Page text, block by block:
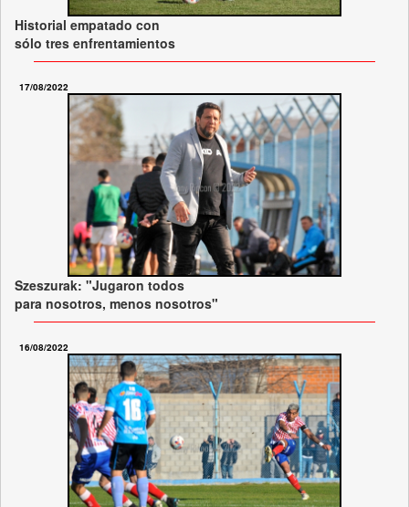
Historial empatado con
sólo tres enfrentamientos
17/08/2022
Szeszurak: "Jugaron todos
para nosotros, menos nosotros"
16/08/2022